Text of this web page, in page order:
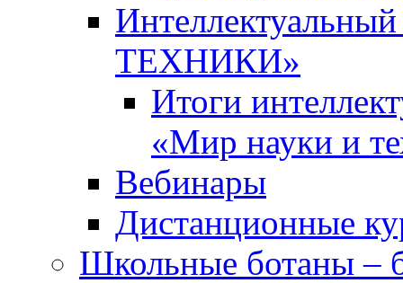
ТЕХНИКИ»
Итоги
«Мир науки и
Вебинары
Дистанционные
Школьные ботаны –